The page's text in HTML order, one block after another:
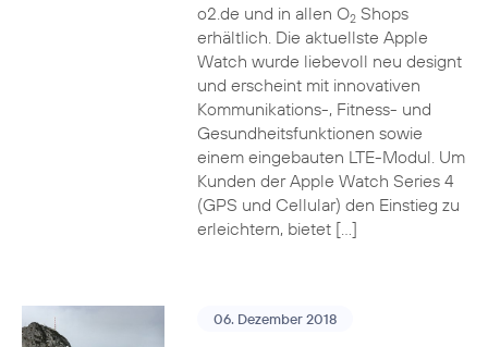
o2.de und in allen O2Shops
erhältlich. Die aktuellste Apple
Watch wurde liebevoll neu designt
und erscheint mit innovativen
Kommunikations-, Fitness- und
Gesundheitsfunktionen sowie
einem eingebauten LTE-Modul. Um
Kunden der Apple Watch Series 4
(GPS und Cellular) den Einstieg zu
erleichtern, bietet […]
06. Dezember 2018